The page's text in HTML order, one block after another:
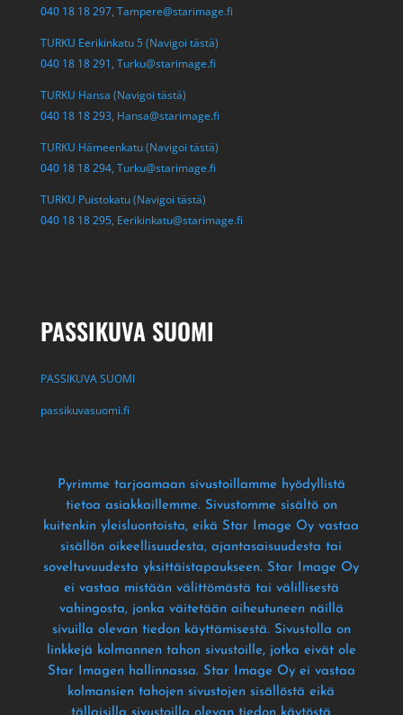
040 18 18 297, Tampere@starimage.fi
TURKU Eerikinkatu 5 (Navigoi tästä)
040 18 18 291, Turku@starimage.fi
TURKU Hansa (Navigoi tästä)
040 18 18 293, Hansa@starimage.fi
TURKU Hämeenkatu (Navigoi tästä)
040 18 18 294, Turku@starimage.fi
TURKU Puistokatu (Navigoi tästä)
040 18 18 295, Eerikinkatu@starimage.fi
PASSIKUVA SUOMI
PASSIKUVA SUOMI
passikuvasuomi.fi
Pyrimme tarjoamaan sivustoillamme hyödyllistä
tietoa asiakkaillemme. Sivustomme sisältö on
kuitenkin yleisluontoista, eikä Star Image Oy vastaa
sisällön oikeellisuudesta, ajantasaisuudesta tai
soveltuvuudesta yksittäistapaukseen. Star Image Oy
ei vastaa mistään välittömästä tai välillisestä
vahingosta, jonka väitetään aiheutuneen näillä
sivuilla olevan tiedon käyttämisestä. Sivustolla on
linkkejä kolmannen tahon sivustoille, jotka eivät ole
Star Imagen hallinnassa. Star Image Oy ei vastaa
kolmansien tahojen sivustojen sisällöstä eikä